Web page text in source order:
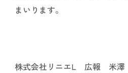
まいります。
株式会社リニエL 広報 米澤